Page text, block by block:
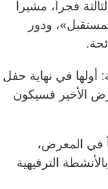
فجراً، مشيراً
ودور
أولها في نهاية حفل
الأخير فسيكون
في المعرض،
الترفيهية